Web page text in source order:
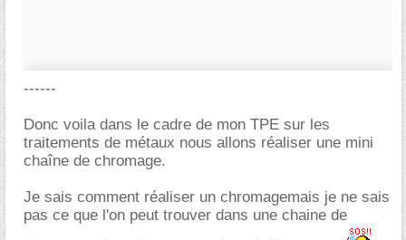
------
Donc voila dans le cadre de mon TPE sur les
traitements de métaux nous allons réaliser une mini
chaîne de chromage.
Je sais comment réaliser un chromagemais je ne sais
pas ce que l'on peut trouver dans une chaine de